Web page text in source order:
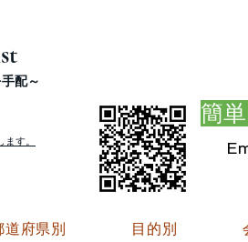
配～
す。
簡単
道府県別 目的別